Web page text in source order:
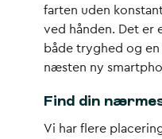
farten uden
ved hånden. Det er
både tryghed og en
næsten ny
Find din
Vi har flere